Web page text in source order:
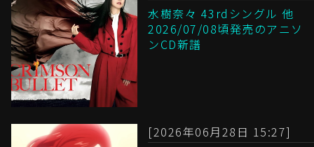
水樹奈々 43rdシングル 他
2026/07/08頃発売のアニソ
ンCD新譜
[2026年06月28日 15:27]